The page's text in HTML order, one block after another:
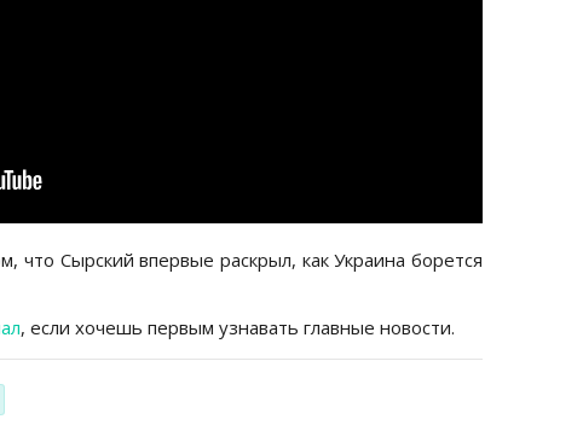
что Сырский впервые раскрыл, как Украина борется
, если хочешь первым узнавать главные новости.